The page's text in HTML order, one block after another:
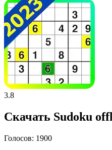
3.8
Скачать Sudoku
Голосов: 1900